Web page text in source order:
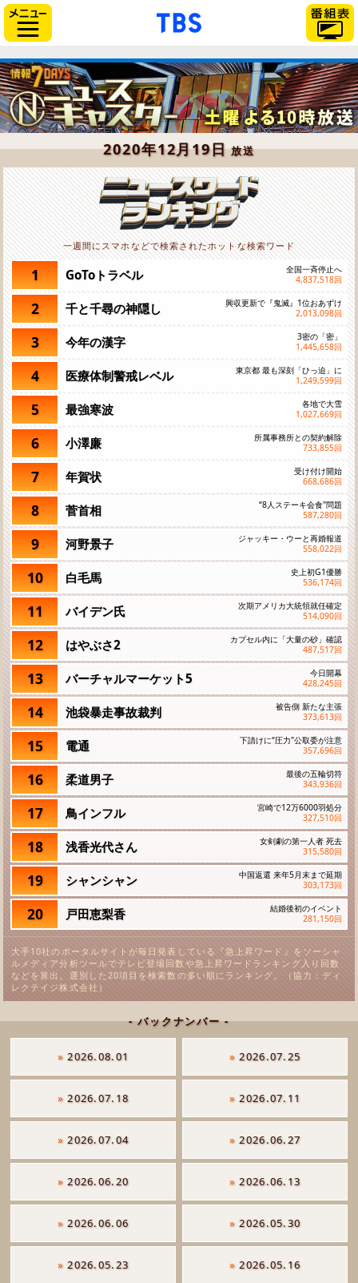
「TBSテレビ」トップペー
2020年12月19日放送
一週間にスマホなどで検索されたホットな検索ワード
1 GoToトラベル
全国一斉停止へ
4,837,518回
2 千と千尋の神隠し
興収更新で『鬼滅』1位おあずけ
2,013,098回
3 今年の漢字
3密の「密」
1,445,658回
4 医療体制警戒レベル
東京都 最も深刻「ひっ迫」に
1,249,599回
5 最強寒波
各地で大雪
1,027,669回
6 小澤廉
所属事務所との契約解除
733,855回
7 年賀状
受け付け開始
668,686回
8 菅首相
“8人ステーキ会食"問題
587,280回
9 河野景子
ジャッキー・ウーと再婚報道
558,022回
10 白毛馬
史上初G1優勝
536,174回
11 バイデン氏
次期アメリカ大統領就任確定
514,090回
12 はやぶさ2
カプセル内に「大量の砂」確認
487,517回
13 バーチャルマーケット5
今日開幕
428,245回
14 池袋暴走事故裁判
被告側 新たな主張
373,613回
15 電通
下請けに“圧力"公取委が注意
357,696回
16 柔道男子
最後の五輪切符
343,936回
17 鳥インフル
宮崎で12万6000羽処分
327,510回
18 浅香光代さん
女剣劇の第一人者 死去
315,580回
19 シャンシャン
中国返還 来年5月末まで延期
303,173回
20 戸田恵梨香
結婚後初のイベント
281,150回
大手10社のポータルサイトが毎日発表している『急上昇ワード』をソーシャ
ルメディア分析ツールでテレビ登場回数や急上昇ワードランキング入り回数
などを算出。選別した20項目を検索数の多い順にランキング。（協力：ディ
レクテイジ株式会社）
- バックナンバー -
» 2026.08.01 » 2026.07.25
» 2026.07.18 » 2026.07.11
» 2026.07.04 » 2026.06.27
» 2026.06.20 » 2026.06.13
» 2026.06.06 » 2026.05.30
» 2026.05.23 » 2026.05.16